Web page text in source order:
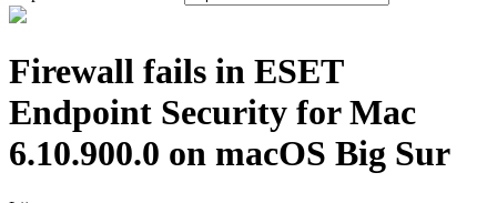
Firewall fails in ESET
Endpoint Security for Mac
6.10.900.0 on macOS Big Sur